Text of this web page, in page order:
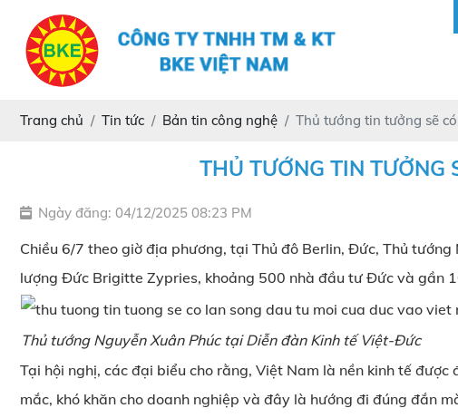
Trang chủ Tin tức Bản tin công nghệ Thủ tướng tin tưởng sẽ
THỦ TƯỚNG TIN
Ngày đăng: 04/12/2025 08:23 PM
Chiều 6/7 theo giờ địa phương, tại Thủ đô Berlin, Đức, Thủ
lượng Đức Brigitte Zypries, khoảng 500 nhà đầu tư Đức và gần
Thủ tướng Nguyễn Xuân Phúc tại Diễn đàn Kinh tế Việt-Đức
Tại hội nghị, các đại biểu cho rằng, Việt Nam là nền kinh tế
mắc, khó khăn cho doanh nghiệp và đây là hướng đi đúng đắn